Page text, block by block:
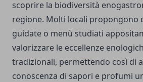
scoprire la biodiversità
regione. Molti locali propongono
guidate o menù studiati
valorizzare le eccellenze
tradizionali, permettendo così di
conoscenza di sapori e profumi